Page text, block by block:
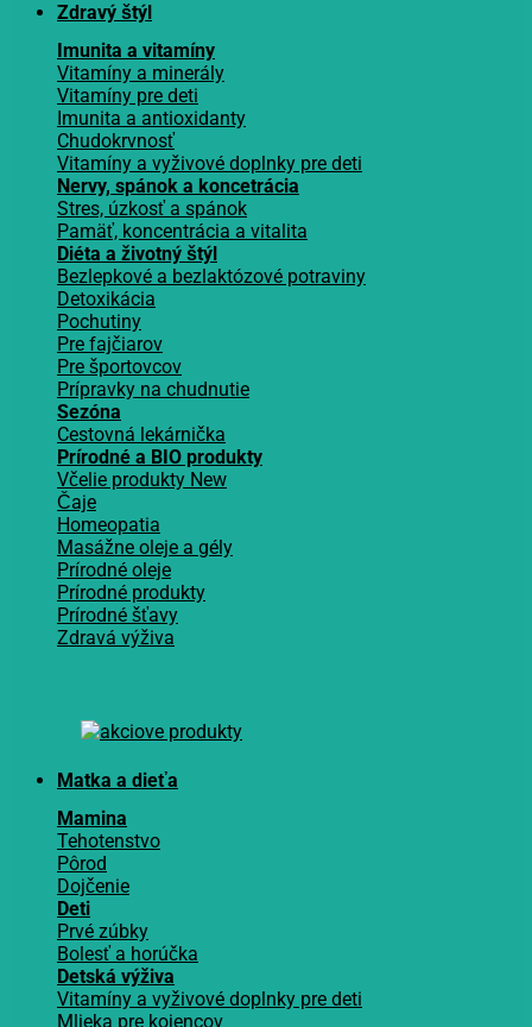
Zdravý štýl
Imunita a vitamíny
Vitamíny a minerály
Vitamíny pre deti
Imunita a antioxidanty
Chudokrvnosť
Vitamíny a vyživové doplnky pre deti
Nervy, spánok a koncetrácia
Stres, úzkosť a spánok
Pamäť, koncentrácia a vitalita
Diéta a životný štýl
Bezlepkové a bezlaktózové potraviny
Detoxikácia
Pochutiny
Pre fajčiarov
Pre športovcov
Prípravky na chudnutie
Sezóna
Cestovná lekárnička
Prírodné a BIO produkty
Včelie produkty
Čaje
Homeopatia
Masážne oleje a gély
Prírodné oleje
Prírodné produkty
Prírodné šťavy
Zdravá výživa
Matka a dieťa
Mamina
Tehotenstvo
Pôrod
Dojčenie
Deti
Prvé zúbky
Bolesť a horúčka
Detská výživa
Vitamíny a vyživové doplnky pre deti
Mlieka pre kojencov